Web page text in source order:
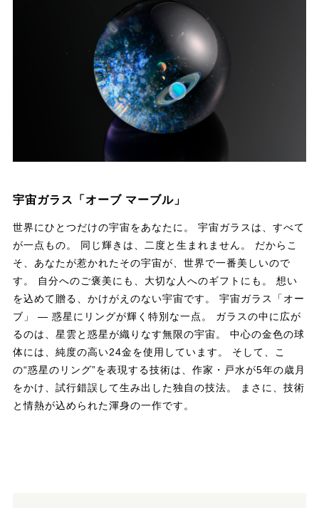
宇宙ガラス「オーブ マーブル」
世界にひとつだけの宇宙をあなたに。 宇宙ガラスは、すべて
が一点もの。 同じ輝きは、二度と生まれません。 だからこ
そ、あなたが惹かれたその宇宙が、世界で一番美しいので
す。 自分へのご褒美にも、大切な人へのギフトにも。 想い
を込めて贈る、かけがえのない宇宙です。 宇宙ガラス「オー
ブ」 ― 惑星にリングが輝く特別な一点。 ガラスの中に広が
るのは、星雲と惑星が織りなす無限の宇宙。 中心の金色の球
体には、純度の高い24金を使用しています。 そして、こ
の“惑星のリング”を表現する技術は、作家・戸水が5年の歳月
をかけ、試行錯誤して生み出した独自の技法。 まさに、技術
と情熱が込められた渾身の一作です。